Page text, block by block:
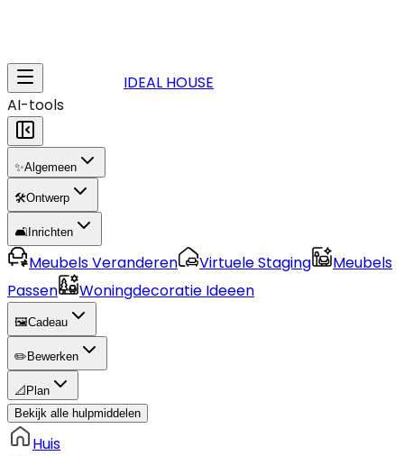
IDEAL HOUSE
AI-tools
✨Algemeen
🛠️Ontwerp
🛋️ Inrichten
Meubels Veranderen Virtuele Staging
Meubels
Passen
Woningdecoratie Ideeen
🖼️Cadeau
✏️ Bewerken
📐 Plan
Bekijk alle hulpmiddelen
Huis